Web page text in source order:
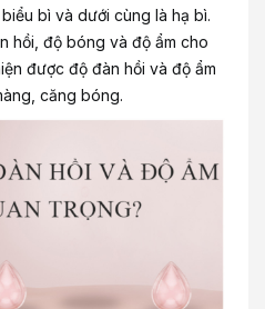
bì và dưới cùng là hạ bì.
hồi, độ bóng và độ ẩm cho
được độ đàn hồi và độ ẩm
căng bóng.